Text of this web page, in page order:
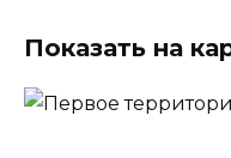
Показать на